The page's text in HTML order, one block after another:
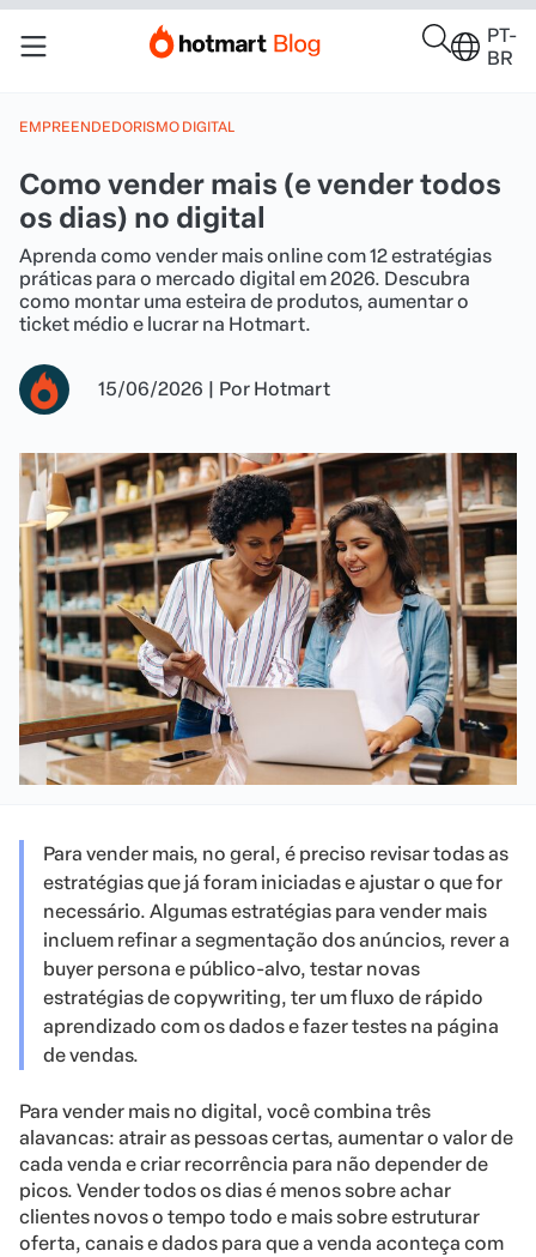
PT-
BR
EMPREENDEDORISMO DIGITAL
Como vender mais (e vender todos
os dias) no digital
Aprenda como vender mais online com 12 estratégias
práticas para o mercado digital em 2026. Descubra
como montar uma esteira de produtos, aumentar o
ticket médio e lucrar na Hotmart.
15/06/2026 | Por Hotmart
Para vender mais, no geral, é preciso revisar todas as
estratégias que já foram iniciadas e ajustar o que for
necessário. Algumas estratégias para vender mais
incluem refinar a segmentação dos anúncios, rever a
buyer persona e público-alvo, testar novas
estratégias de copywriting, ter um fluxo de rápido
aprendizado com os dados e fazer testes na página
de vendas.
Para vender mais no digital, você combina três
alavancas: atrair as pessoas certas, aumentar o valor de
cada venda e criar recorrência para não depender de
picos. Vender todos os dias é menos sobre achar
clientes novos o tempo todo e mais sobre estruturar
oferta, canais e dados para que a venda aconteça com